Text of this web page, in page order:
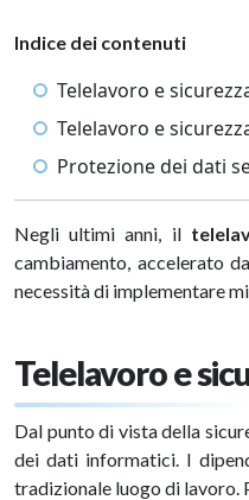
Indice dei contenuti
Telelavoro e
Telelavoro e
Protezione dei dati
Negli ultimi anni, il
cambiamento, accelerato
necessità di implementare
Telelavoro e
Dal punto di vista della
dei dati informatici. I
tradizionale luogo di lavoro.